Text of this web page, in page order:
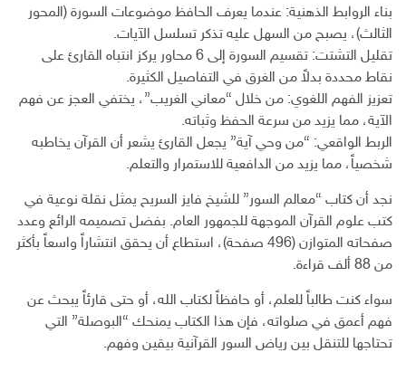
بناء الروابط الذهنية: عندما يعرف الحافظ موضوعات السورة (المحور
الثالث)، يصبح من السهل عليه تذكر تسلسل الآيات.
تقليل التشتت: تقسيم السورة إلى 6 محاور يركز انتباه القارئ على
نقاط محددة بدلاً من الغرق في التفاصيل الكثيرة.
تعزيز الفهم اللغوي: من خلال “معاني الغريب”، يختفي العجز عن فهم
الآية، مما يزيد من سرعة الحفظ وثباته.
الربط الواقعي: “من وحي آية” يجعل القارئ يشعر أن القرآن يخاطبه
شخصياً، مما يزيد من الدافعية للاستمرار والتعلم.
نجد أن كتاب “معالم السور” للشيخ فايز السريح يمثل نقلة نوعية في
كتب علوم القرآن الموجهة للجمهور العام. بفضل تصميمه الرائع وعدد
صفحاته المتوازن (496 صفحة)، استطاع أن يحقق انتشاراً واسعاً بأكثر
من 88 ألف قراءة.
سواء كنت طالباً للعلم، أو حافظاً لكتاب الله، أو حتى قارئاً يبحث عن
فهم أعمق في صلواته، فإن هذا الكتاب يمنحك “البوصلة” التي
تحتاجها للتنقل بين رياض السور القرآنية بيقين وفهم.